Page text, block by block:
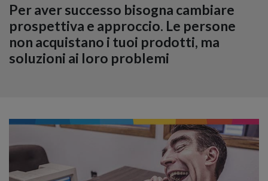
Per aver successo bisogna cambiare
prospettiva e approccio. Le persone
non acquistano i tuoi prodotti, ma
soluzioni ai loro problemi